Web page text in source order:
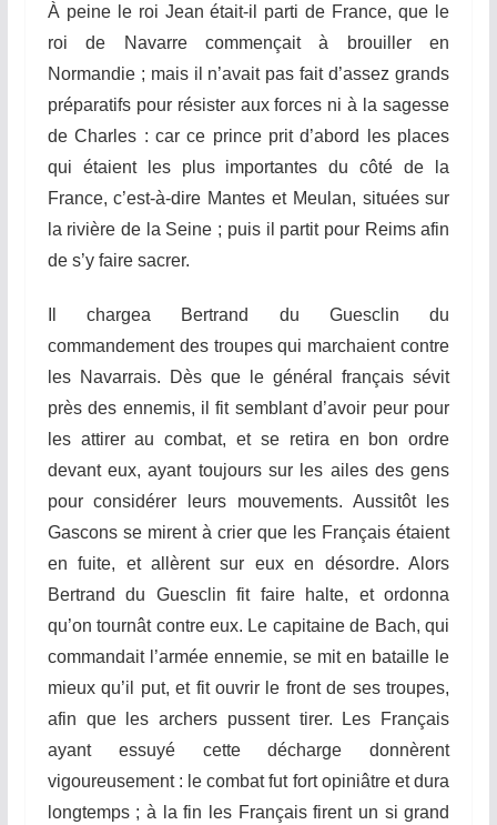
À peine le roi Jean était-il parti de France, que le
roi de Navarre commençait à brouiller en
Normandie ; mais il n’avait pas fait d’assez grands
préparatifs pour résister aux forces ni à la sagesse
de Charles : car ce prince prit d’abord les places
qui étaient les plus importantes du côté de la
France, c’est-à-dire Mantes et Meulan, situées sur
la rivière de la Seine ; puis il partit pour Reims afin
de s’y faire sacrer.
Il chargea Bertrand du Guesclin du
commandement des troupes qui marchaient contre
les Navarrais. Dès que le général français sévit
près des ennemis, il fit semblant d’avoir peur pour
lesattirer au combat, et se retira en bon ordre
devant eux, ayant toujours sur les ailes des gens
pourconsidérer leurs mouvements. Aussitôt les
Gascons se mirent à crier que les Français étaient
en fuite, et allèrent sur eux en désordre. Alors
Bertrand du Guesclin fit faire halte, etordonna
qu’on tournât contre eux. Le capitaine de Bach, qui
commandait l’armée ennemie, se mit en bataille le
mieux qu’il put, etfit ouvrir le front de ses troupes,
afin que les archers pussent tirer. Les Français
ayant essuyé cettedécharge donnèrent
vigoureusement : le combat fut fort opiniâtre et dura
longtemps ; à la fin les Français firent un si grand